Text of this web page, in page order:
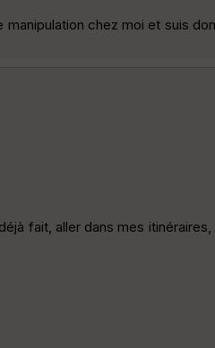
chez moi et suis
fait, aller dans mes